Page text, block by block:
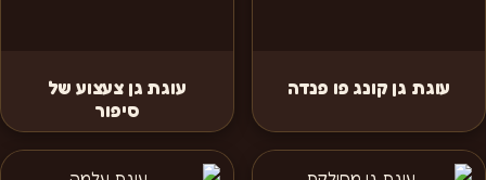
עוגת גן קונג פו פנדה
עוגת גן צעצוע של
סיפור